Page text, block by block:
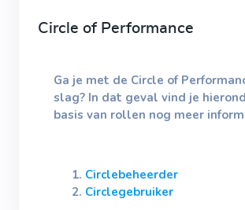
Circle of Performance
Ga je met de Circle of
slag? In dat geval vind je
basis van rollen nog meer
Circlebeheerder
Circlegebruiker